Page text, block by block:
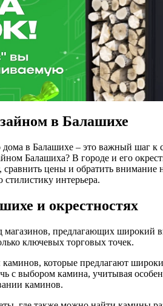
в Балашихе
в Балашихе – это важный шаг к
Балашиха? В городе и его
цены и обратить
интерьера.
и окрестностях
магазинов, предлагающих
ключевых торговых точек.
которые предлагают
с выбором камина, учитывая
каминов.